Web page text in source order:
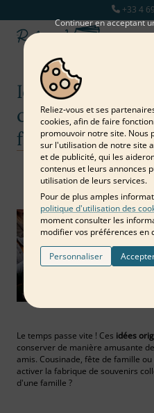
+33 4
Idées pour
conserver des
famille
Notre blog
Famille et amis
Idées pour fabriquer et conserver
Le temps passe vite ! Ces idées
conserver de manière amusante
amis. Cousinade, fête de famille
activer la fabrique de souvenirs
d'une famille ?
Continuer en acceptant
Reliez‑vous et ses
cookies, afin de faire
promouvoir notre site. Nous
sur l'utilisation de notre site
et de publicité, qui les
contenus et leurs annonces
utilisation de leurs services.
Pour de plus amples
politique d'utilisation des
moment consulter les
modifier vos préférences en
Personnaliser